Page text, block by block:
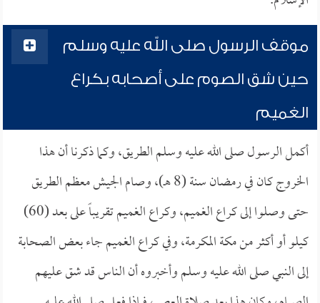
موقف الرسول صلى الله عليه وسلم
حين شق الصوم على أصحابه بكراع
الغميم
أكمل الرسول صلى الله عليه وسلم الطريق، وكما ذكرنا أن هذا
الخروج كان في رمضان سنة (8 هـ)، وصام الجيش معظم الطريق
حتى وصلوا إلى كراع الغميم، وكراع الغميم تقريباً على بعد (60)
كيلو أو أكثر من مكة المكرمة، وفي كراع الغميم جاء بعض الصحابة
إلى النبي صلى الله عليه وسلم وأخبروه أن الناس قد شق عليهم